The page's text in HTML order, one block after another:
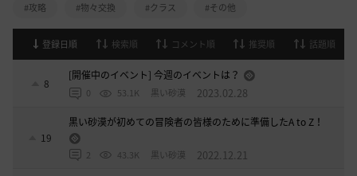
#攻略
#物々交換 #クラス #その他
登録日順 検索順 コメント順 推奨順 話題順
8
[開催中のイベント] 今週のイベントは？
0 53.1K 黒い砂漠 2023.02.28
19
黒い砂漠が初めての冒険者の皆様のために準備したA to Z！
2 43.3K 黒い砂漠 2022.12.21